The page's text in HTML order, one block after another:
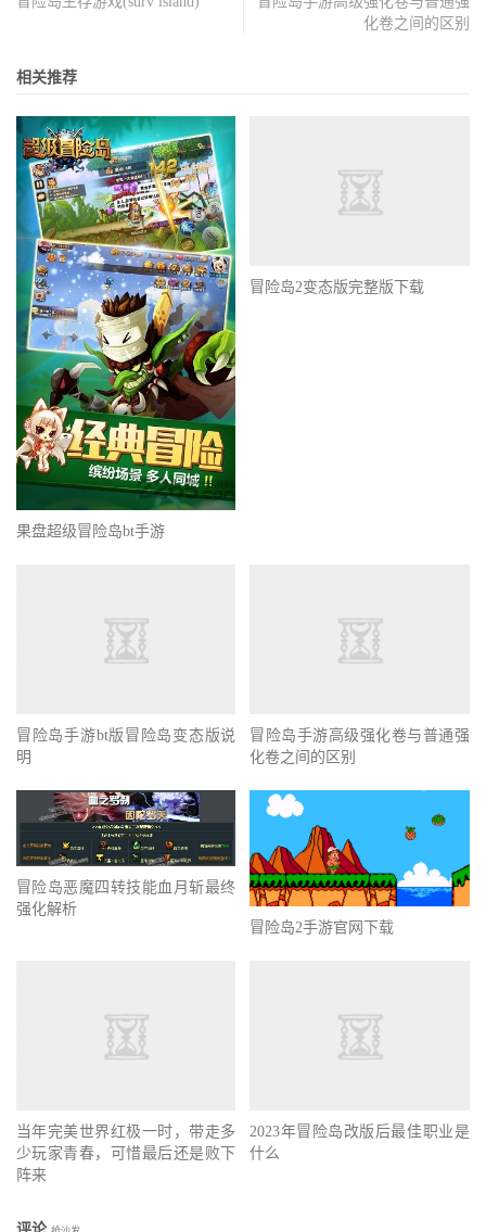
化卷之间的区别
相关推荐
果盘超级冒险岛bt手游
冒险岛2变态版完整版下载
冒险岛手游bt版冒险岛变态版说
明
冒险岛手游高级强化卷与普通强
化卷之间的区别
冒险岛恶魔四转技能血月斩最终
强化解析
冒险岛2手游官网下载
当年完美世界红极一时，带走多
少玩家青春，可惜最后还是败下
阵来
2023年冒险岛改版后最佳职业是
什么